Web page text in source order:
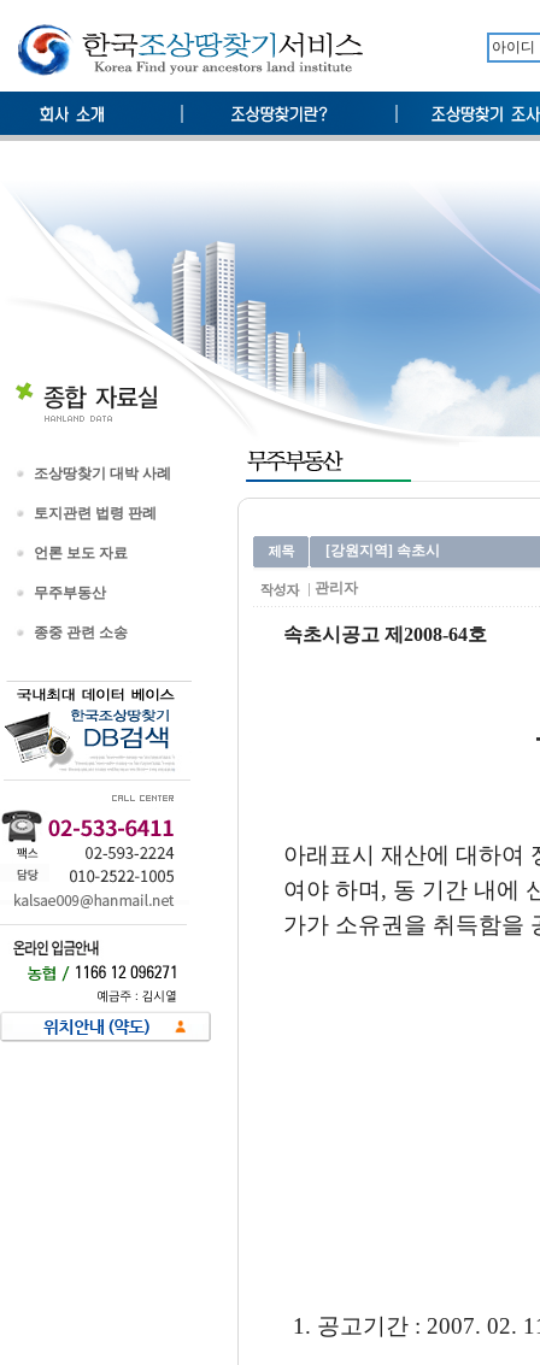
조상땅찾기 대박 사례
토지관련 법령 판례
언론 보도 자료
무주부동산
종중 관련 소송
[강원지역] 속초시
관리자
속초시공고 제2008-64호
아래표시 재산에 대하여
여야 하며, 동 기간 내에
가가 소유권을 취득함을
1. 공고기간 : 2007. 02.